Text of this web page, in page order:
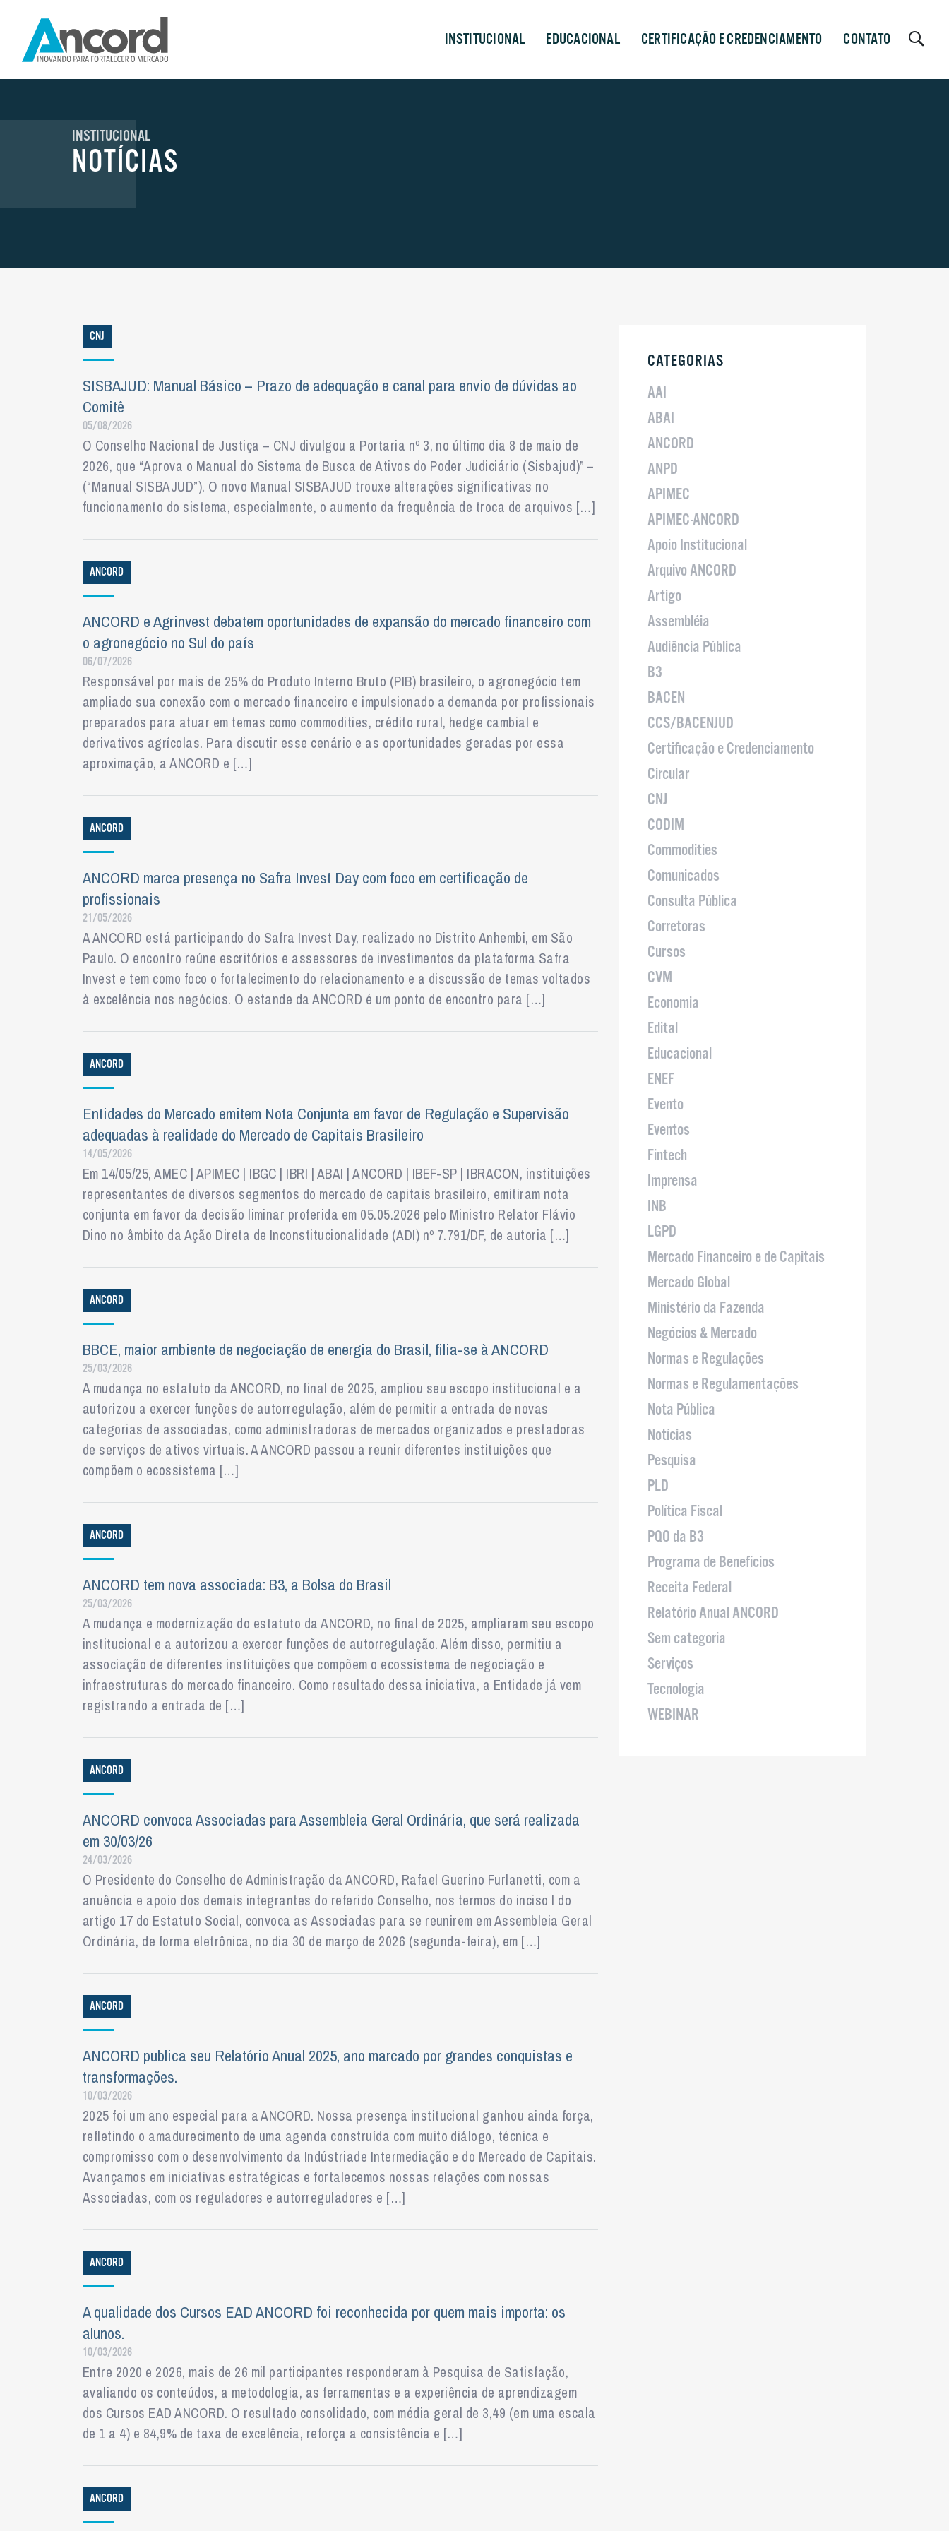
INSTITUCIONAL EDUCACIONAL CERTIFICAÇÃO E CREDENCIAMENTO CONTATO
INSTITUCIONAL
NOTÍCIAS
CNJ
SISBAJUD: Manual Básico – Prazo de adequação e canal para envio de dúvidas ao
Comitê
05/08/2026
O Conselho Nacional de Justiça – CNJ divulgou a Portaria nº 3, no último dia 8 de maio de
2026, que “Aprova o Manual do Sistema de Busca de Ativos do Poder Judiciário (Sisbajud)” –
(“Manual SISBAJUD”). O novo Manual SISBAJUD trouxe alterações significativas no
funcionamento do sistema, especialmente, o aumento da frequência de troca de arquivos […]
ANCORD
ANCORD e Agrinvest debatem oportunidades de expansão do mercado financeiro com
o agronegócio no Sul do país
06/07/2026
Responsável por mais de 25% do Produto Interno Bruto (PIB) brasileiro, o agronegócio tem
ampliado sua conexão com o mercado financeiro e impulsionado a demanda por profissionais
preparados para atuar em temas como commodities, crédito rural, hedge cambial e
derivativos agrícolas. Para discutir esse cenário e as oportunidades geradas por essa
aproximação, a ANCORD e […]
ANCORD
ANCORD marca presença no Safra Invest Day com foco em certificação de
profissionais
21/05/2026
A ANCORD está participando do Safra Invest Day, realizado no Distrito Anhembi, em São
Paulo. O encontro reúne escritórios e assessores de investimentos da plataforma Safra
Invest e tem como foco o fortalecimento do relacionamento e a discussão de temas voltados
à excelência nos negócios. O estande da ANCORD é um ponto de encontro para […]
ANCORD
Entidades do Mercado emitem Nota Conjunta em favor de Regulação e Supervisão
adequadas à realidade do Mercado de Capitais Brasileiro
14/05/2026
Em 14/05/25, AMEC | APIMEC | IBGC | IBRI | ABAI | ANCORD | IBEF-SP | IBRACON, instituições
representantes de diversos segmentos do mercado de capitais brasileiro, emitiram nota
conjunta em favor da decisão liminar proferida em 05.05.2026 pelo Ministro Relator Flávio
Dino no âmbito da Ação Direta de Inconstitucionalidade (ADI) nº 7.791/DF, de autoria […]
ANCORD
BBCE, maior ambiente de negociação de energia do Brasil, filia-se à ANCORD
25/03/2026
A mudança no estatuto da ANCORD, no final de 2025, ampliou seu escopo institucional e a
autorizou a exercer funções de autorregulação, além de permitir a entrada de novas
categorias de associadas, como administradoras de mercados organizados e prestadoras
de serviços de ativos virtuais. A ANCORD passou a reunir diferentes instituições que
compõem o ecossistema […]
ANCORD
ANCORD tem nova associada: B3, a Bolsa do Brasil
25/03/2026
A mudança e modernização do estatuto da ANCORD, no final de 2025, ampliaram seu escopo
institucional e a autorizou a exercer funções de autorregulação. Além disso, permitiu a
associação de diferentes instituições que compõem o ecossistema de negociação e
infraestruturas do mercado financeiro. Como resultado dessa iniciativa, a Entidade já vem
registrando a entrada de […]
ANCORD
ANCORD convoca Associadas para Assembleia Geral Ordinária, que será realizada
em 30/03/26
24/03/2026
O Presidente do Conselho de Administração da ANCORD, Rafael Guerino Furlanetti, com a
anuência e apoio dos demais integrantes do referido Conselho, nos termos do inciso I do
artigo 17 do Estatuto Social, convoca as Associadas para se reunirem em Assembleia Geral
Ordinária, de forma eletrônica, no dia 30 de março de 2026 (segunda-feira), em […]
ANCORD
ANCORD publica seu Relatório Anual 2025, ano marcado por grandes conquistas e
transformações.
10/03/2026
2025 foi um ano especial para a ANCORD. Nossa presença institucional ganhou ainda força,
refletindo o amadurecimento de uma agenda construída com muito diálogo, técnica e
compromisso com o desenvolvimento da Indústriade Intermediação e do Mercado de Capitais.
Avançamos em iniciativas estratégicas e fortalecemos nossas relações com nossas
Associadas, com os reguladores e autorreguladores e […]
ANCORD
A qualidade dos Cursos EAD ANCORD foi reconhecida por quem mais importa: os
alunos.
10/03/2026
Entre 2020 e 2026, mais de 26 mil participantes responderam à Pesquisa de Satisfação,
avaliando os conteúdos, a metodologia, as ferramentas e a experiência de aprendizagem
dos Cursos EAD ANCORD. O resultado consolidado, com média geral de 3,49 (em uma escala
de 1 a 4) e 84,9% de taxa de excelência, reforça a consistência e […]
ANCORD
CATEGORIAS
AAI
ABAI
ANCORD
ANPD
APIMEC
APIMEC-ANCORD
Apoio Institucional
Arquivo ANCORD
Artigo
Assembléia
Audiência Pública
B3
BACEN
CCS/BACENJUD
Certificação e Credenciamento
Circular
CNJ
CODIM
Commodities
Comunicados
Consulta Pública
Corretoras
Cursos
CVM
Economia
Edital
Educacional
ENEF
Evento
Eventos
Fintech
Imprensa
INB
LGPD
Mercado Financeiro e de Capitais
Mercado Global
Ministério da Fazenda
Negócios & Mercado
Normas e Regulações
Normas e Regulamentações
Nota Pública
Notícias
Pesquisa
PLD
Política Fiscal
PQO da B3
Programa de Benefícios
Receita Federal
Relatório Anual ANCORD
Sem categoria
Serviços
Tecnologia
WEBINAR